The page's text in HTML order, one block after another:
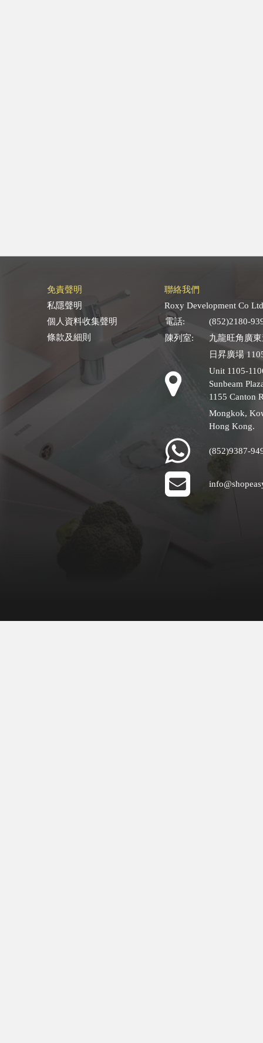
免責聲明
私隱聲明
個人資料收集聲明
條款及細則
聯絡我們
Roxy Development Co
電話:
(852)2180-
陳列室:
九龍旺角廣
日昇廣場
Unit 1105-
Sunbeam
1155 Canton
Mongkok,
Hong Kong.
(852)9387-